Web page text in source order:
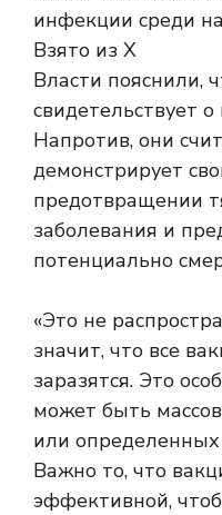
Власти пояснили,
свидетельствует
Напротив, они
демонстрирует
предотвращении
заболевания и
потенциально
«Это не
значит, что все
заразятся. Это
может быть
или
Важно то, что
эффективной,